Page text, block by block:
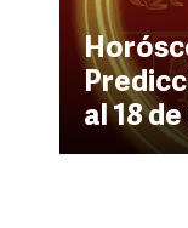
al 18